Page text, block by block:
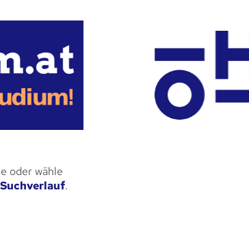
oder wähle
Suchverlauf.